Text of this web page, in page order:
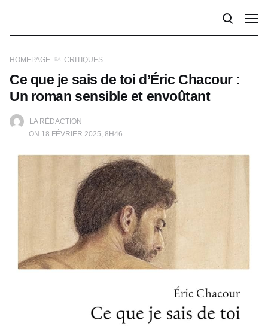
HOMEPAGE CRITIQUES
LA RÉDACTION
ON 18 FÉVRIER 2025, 8H46
Ce que je sais de toi d’Éric Chacour :
Un roman sensible et envoûtant